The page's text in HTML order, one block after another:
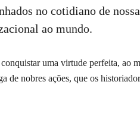
no cotidiano de
ao mundo.
conquistar uma virtude perfeita, ao
de nobres ações, que os